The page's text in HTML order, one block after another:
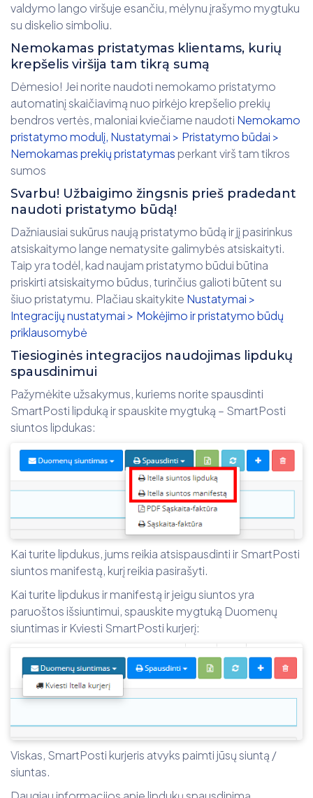
valdymo lango viršuje esančiu, mėlynu įrašymo mygtuku
su diskelio simboliu.
Nemokamas pristatymas klientams, kurių
krepšelis viršija tam tikrą sumą
Dėmesio! Jei norite naudoti nemokamo pristatymo
automatinį skaičiavimą nuo pirkėjo krepšelio prekių
bendros vertės, maloniai kviečiame naudoti Nemokamo
pristatymo modulį, Nustatymai > Pristatymo būdai >
Nemokamas prekių pristatymas perkant virš tam tikros
sumos
Svarbu! Užbaigimo žingsnis prieš pradedant
naudoti pristatymo būdą!
Dažniausiai sukūrus naują pristatymo būdą ir jį pasirinkus
atsiskaitymo lange nematysite galimybės atsiskaityti.
Taip yra todėl, kad naujam pristatymo būdui būtina
priskirti atsiskaitymo būdus, turinčius galioti būtent su
šiuo pristatymu. Plačiau skaitykite Nustatymai >
Integracijų nustatymai > Mokėjimo ir pristatymo būdų
priklausomybė
Tiesioginės integracijos naudojimas lipdukų
spausdinimui
Pažymėkite užsakymus, kuriems norite spausdinti
SmartPosti lipduką ir spauskite mygtuką – SmartPosti
siuntos lipdukas:
Kai turite lipdukus, jums reikia atsispausdinti ir SmartPosti
siuntos manifestą, kurį reikia pasirašyti.
Kai turite lipdukus ir manifestą ir jeigu siuntos yra
paruoštos išsiuntimui, spauskite mygtuką Duomenų
siuntimas ir Kviesti SmartPosti kurjerį:
Viskas, SmartPosti kurjeris atvyks paimti jūsų siuntą /
siuntas.